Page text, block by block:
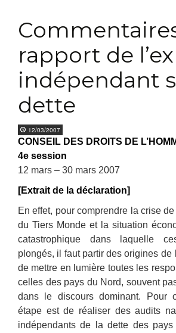
rapport de
indépendant
dette
12/03/2007
CONSEIL DES DROITS DE
4e session
12 mars – 30 mars 2007
[Extrait de la déclaration]
En effet, pour comprendre la crise
du Tiers Monde et la situation
catastrophique dans laquelle
plongés, il faut partir des origines de
de mettre en lumière toutes les
celles des pays du Nord, souvent
dans le discours dominant. Pour
étape est de réaliser des audits
indépendants de la dette des